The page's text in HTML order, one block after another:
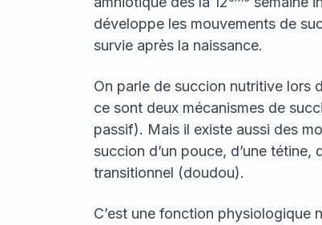
développe les mouvements de
survie après la naissance.
On parle de succion nutritive lors
ce sont deux mécanismes de
passif). Mais il existe aussi des
succion d’un pouce, d’une
transitionnel (doudou).
C’est une fonction physiologique